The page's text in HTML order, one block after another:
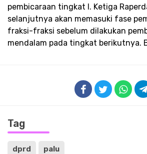
pembicaraan tingkat I. Ketiga
selanjutnya akan memasuki fase
fraksi-fraksi sebelum dilakukan
mendalam pada tingkat berikutnya.
Tag
dprd palu